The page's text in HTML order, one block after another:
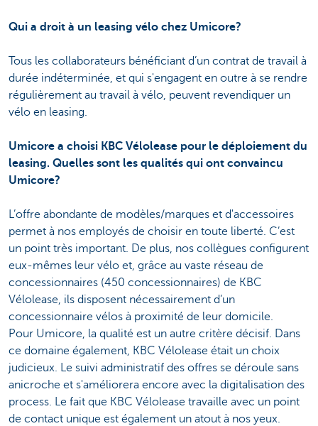
Qui a droit à un leasing vélo chez Umicore?
Tous les collaborateurs bénéficiant d’un contrat de travail à
durée indéterminée, et qui s'engagent en outre à se rendre
régulièrement au travail à vélo, peuvent revendiquer un
vélo en leasing.
Umicore a choisi KBC Vélolease pour le déploiement du
leasing. Quelles sont les qualités qui ont convaincu
Umicore?
L’offre abondante de modèles/marques et d'accessoires
permet à nos employés de choisir en toute liberté. C’est
un point très important. De plus, nos collègues configurent
eux-mêmes leur vélo et, grâce au vaste réseau de
concessionnaires (450 concessionnaires) de KBC
Vélolease, ils disposent nécessairement d’un
concessionnaire vélos à proximité de leur domicile.
Pour Umicore, la qualité est un autre critère décisif. Dans
ce domaine également, KBC Vélolease était un choix
judicieux. Le suivi administratif des offres se déroule sans
anicroche et s'améliorera encore avec la digitalisation des
process. Le fait que KBC Vélolease travaille avec un point
de contact unique est également un atout à nos yeux.